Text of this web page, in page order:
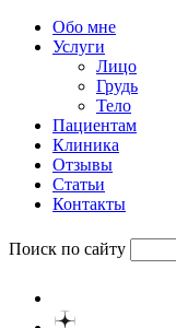
Обо мне
Услуги
Лицо
Грудь
Тело
Пациентам
Клиника
Отзывы
Статьи
Контакты
Поиск по сайту